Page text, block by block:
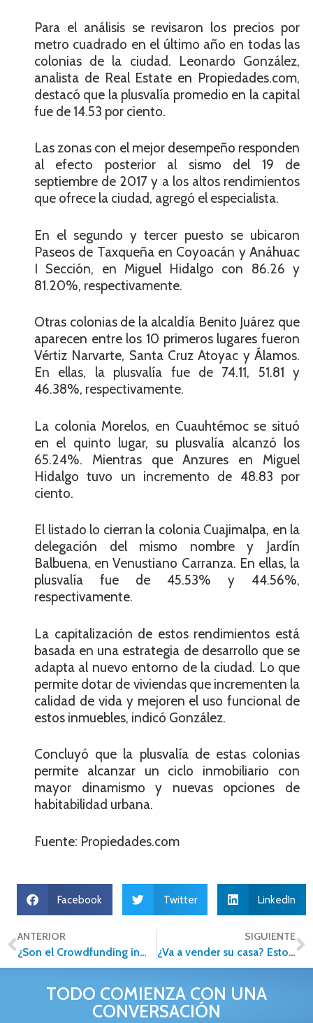
Para el análisis se revisaron los precios por
metro cuadrado en el último año en todas las
colonias de la ciudad. Leonardo González,
analista de Real Estate en Propiedades.com,
destacó que la plusvalía promedio en la capital
fue de 14.53 por ciento.
Las zonas con el mejor desempeño responden
al efecto posterior al sismo del 19 de
septiembre de 2017 y a los altos rendimientos
que ofrece la ciudad, agregó el especialista.
En el segundo y tercer puesto se ubicaron
Paseos de Taxqueña en Coyoacán y Anáhuac
I Sección, en Miguel Hidalgo con 86.26 y
81.20%, respectivamente.
Otras colonias de la alcaldía Benito Juárez que
aparecen entre los 10 primeros lugares fueron
Vértiz Narvarte, Santa Cruz Atoyac y Álamos.
En ellas, la plusvalía fue de 74.11, 51.81 y
46.38%, respectivamente.
La colonia Morelos, en Cuauhtémoc se situó
en el quinto lugar, su plusvalía alcanzó los
65.24%. Mientras que Anzures en Miguel
Hidalgo tuvo un incremento de 48.83 por
ciento.
El listado lo cierran la colonia Cuajimalpa, en la
delegación del mismo nombre y Jardín
Balbuena, en Venustiano Carranza. En ellas, la
plusvalía fue de 45.53% y 44.56%,
respectivamente.
La capitalización de estos rendimientos está
basada en una estrategia de desarrollo que se
adapta al nuevo entorno de la ciudad. Lo que
permite dotar de viviendas que incrementen la
calidad de vida y mejoren el uso funcional de
estos inmuebles, indicó González.
Concluyó que la plusvalía de estas colonias
permite alcanzar un ciclo inmobiliario con
mayor dinamismo y nuevas opciones de
habitabilidad urbana.
Fuente: Propiedades.com
Facebook Twitter LinkedIn
ANTERIOR
¿Son el Crowdfunding inmobiliario y las FIBRAS, instrumentos para invertir en bienes raíces?
SIGUIENTE
¿Va a vender su casa? Esto es lo que no debe hacer
TODO COMIENZA CON UNA
CONVERSACIÓN